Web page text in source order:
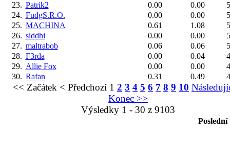
23. Patrik2 0.00 0.00
24. FudgS.R.O. 0.00 0.00
25. MACHINA 0.61 1.08
26. siddhi 0.00 0.00
27. maltrabob 0.06 0.06
28. F3rda 0.00 0.04
29. Allie Fox 0.00 0.00
30. Rafan 0.31 0.49
<< Začátek < Předchozí 1 2 3 4 5 6 7 8 9 10
Konec >>
Výsledky 1 - 30 z 9103